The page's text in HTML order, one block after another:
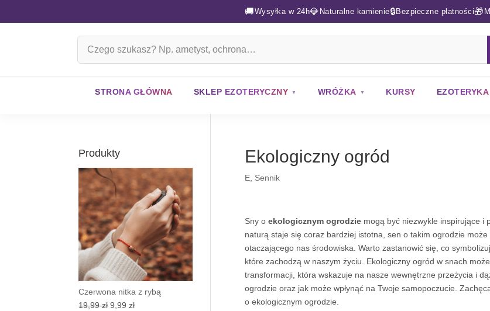
🚚Wysyłka w 24h💎 Naturalne kamienie🔒 Bezpieczne płatności🎁
STRONA GŁÓWNA SKLEP EZOTERYCZNY WRÓŻKA KURSY EZOTERYKA
Ekologiczny ogród
E, Sennik
Sny o ekologicznym ogrodziemogą być niezwykle inspirujące i
naturą staje się coraz bardziej istotna, sen o takim ogrodzie
otaczającego nas środowiska. Warto zastanowić się, co
które zachodzą w naszym życiu. Ekologiczny ogród w snach
transformacji, która wskazuje na nasze wewnętrzne przeżycia i
ogrodzie oraz jak może wpłynąć na Twoje samopoczucie.
o ekologicznym ogrodzie.
Produkty
Czerwona nitka z rybą
19,99zł Pierwotna
9,99złAktualna